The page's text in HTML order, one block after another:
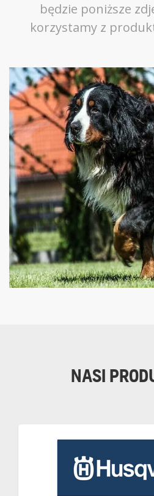
będzie poniższe
korzystamy z
NASI